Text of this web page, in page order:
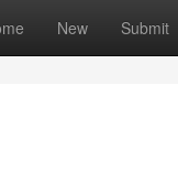
New Submit